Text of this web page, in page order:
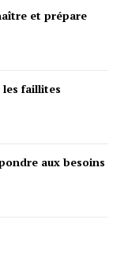
et prépare
les faillites
aux besoins